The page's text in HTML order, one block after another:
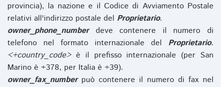
provincia), la nazione e il Codice di Avviamento Postale
relativi all'indirizzo postale del Proprietario.
owner_phone_numberdeve contenere il numero di
telefono nel formato internazionale del Proprietario.
<+country_code>è il prefisso internazionale (per San
Marino è +378, per Italia è +39).
owner_fax_numberpuò contenere il numero di fax nel